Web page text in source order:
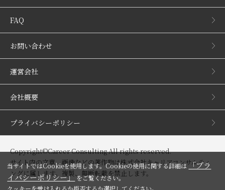
FAQ
お問い合わせ
運営会社
会社概要
プライバシーポリシー
Copyright©Career Consulting All rights reserved.
サイト内の文章、画像などの著作物は株式会社キャリアコンサルティ
ングに属します。複製、無断転載を禁止します。
当サイトではCookieを使用します。Cookieの使用に関する詳細は「プラ
イバシーポリシー」をご覧ください。
クッキーを受け入れるか拒否するか選択してください。